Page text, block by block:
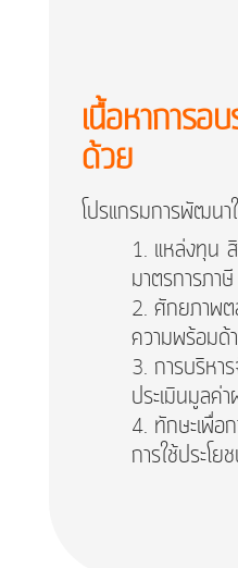
เนื้อหาการอ
ด้วย
โปรแกรมการพัฒน
แหล่งทุน
มาตรการภาษี
ศักยภาพต
ความพร้อมด้
การบริหา
ประเมินมูลค่
ทักษะเพื่อ
การใช้ประโย